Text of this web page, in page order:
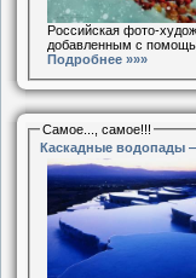
Российская фото-
добавленным с
Подробнее »»»
Самое..., самое!!!
Каскадные водопады